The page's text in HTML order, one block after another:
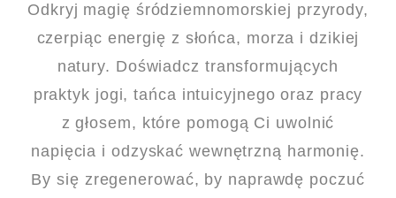
Odkryj magię śródziemnomorskiej przyrody,
czerpiąc energię z słońca, morza i dzikiej
natury. Doświadcz transformujących
praktyk jogi, tańca intuicyjnego oraz pracy
z głosem, które pomogą Ci uwolnić
napięcia i odzyskać wewnętrzną harmonię.
By się zregenerować, by naprawdę poczuć